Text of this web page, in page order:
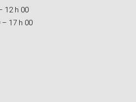
12 h 00
– 17 h 00